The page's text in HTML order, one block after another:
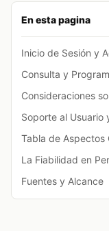
En esta pagina
Inicio de Sesión y
Consulta y
Consideraciones
Soporte al Usuario
Tabla de Aspectos
La Fiabilidad en
Fuentes y Alcance